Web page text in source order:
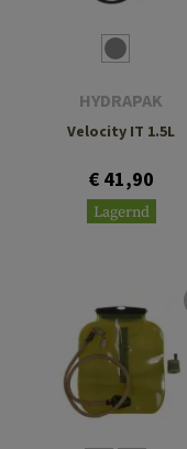
HYDRAPAK
Velocity IT 1.5L
€ 41,90
Lagernd